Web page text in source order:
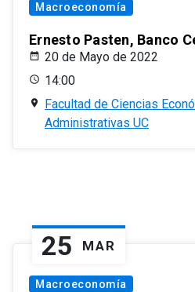
Macroeconomía
Ernesto Pasten, Banco
20 de Mayo de 2022
14:00
Facultad de Ciencias
Administrativas UC
25 MAR
Macroeconomía